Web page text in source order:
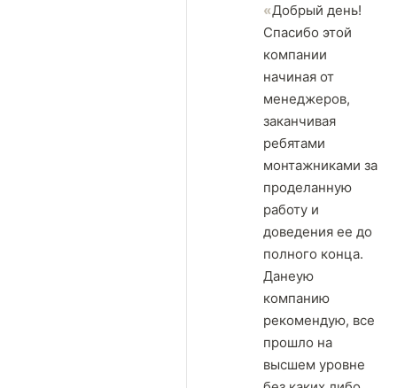
Добрый день!
Спасибо этой
компании
начиная от
менеджеров,
заканчивая
ребятами
монтажниками за
проделанную
работу и
доведения ее до
полного конца.
Данеую
компанию
рекомендую, все
прошло на
высшем уровне